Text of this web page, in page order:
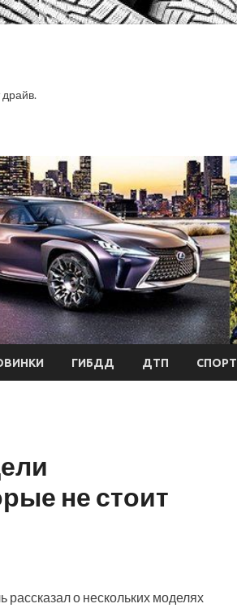
драйв.
ГИБДД ДТП СПОРТ
не стоит
о нескольких моделях